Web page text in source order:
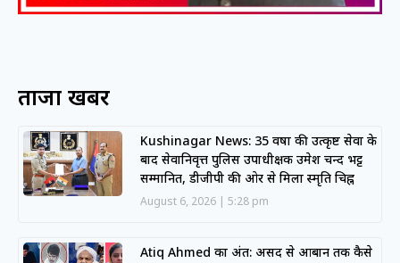
ताजा खबरें
Kushinagar News: 35 वर्षों की उत्कृष्ट सेवा के
बाद सेवानिवृत्त पुलिस उपाधीक्षक उमेश चन्द भट्ट
सम्मानित, डीजीपी की ओर से मिला स्मृति चिह्न
August 6, 2026 5:28 pm
Atiq Ahmed का अंत: असद से आबान तक कैसे